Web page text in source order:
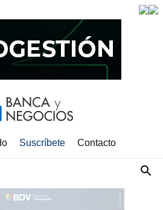
Suscríbete Contacto